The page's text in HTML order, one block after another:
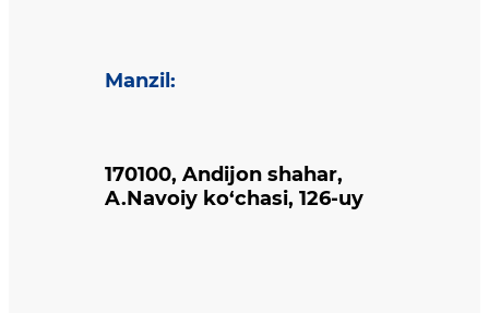
Manzil :
170100, Andijon shahar,
A.Navoiy ko‘chasi, 126-uy